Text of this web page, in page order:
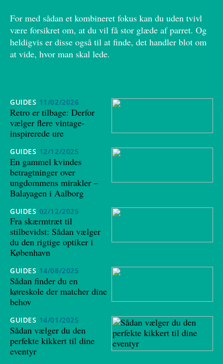
For med sådan et kombineret fokus kan du uden tvivl
være forsikret om, at du vil få stor glæde af parret. Og
heldigvis er disse også til at finde, det handler blot om
at vide, hvor man skal lede.
GUIDES 11/02/2026
Retro er tilbage: Derfor
vælger flere vintage-
inspirerede ure
GUIDES 12/12/2025
En gammel kvindes
betragtninger over
ungdommens mirakler –
Balayagen i Aalborg
GUIDES 02/12/2025
Fra skærmtræt til
stilbevidst: Sådan vælger
du den rigtige optiker i
København
GUIDES 14/08/2025
Sådan finder du en
køreskole der matcher dine
behov
GUIDES 14/01/2025
Sådan vælger du den
perfekte kikkert til dine
eventyr